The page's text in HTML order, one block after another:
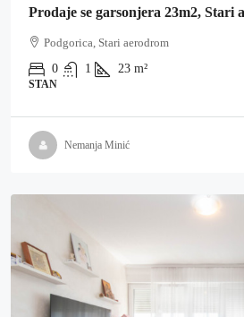
Prodaje se garsonjera 23m2, Stari
Podgorica, Stari aerodrom
0
1 23 m²
STAN
Nemanja Minić